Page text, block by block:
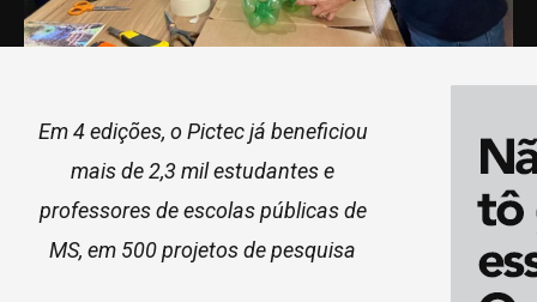
Em 4 edições, o Pictec já beneficiou
mais de 2,3 mil estudantes e
professores de escolas públicas de
MS, em 500 projetos de pesquisa